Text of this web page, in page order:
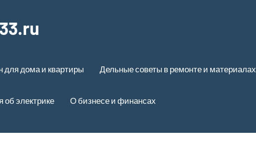
для дома и квартиры Дельные советы в ремонте и материалах
об электрике О бизнесе и финансах